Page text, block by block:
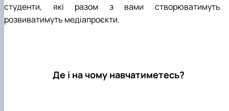
студенти, які разом з вами створюватимуть
розвиватимуть медіапроєкти.
Де і на чому навчатиметесь?